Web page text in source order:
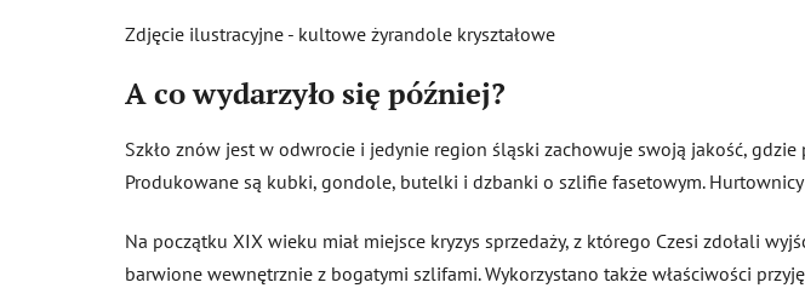
Zdjęcie ilustracyjne - kultowe żyrandole kryształowe
A co wydarzyło się później?
Szkło znów jest w odwrocie i jedynie region śląski zachowuje swoją jakość,
Produkowane są kubki, gondole, butelki i dzbanki o szlifie fasetowym. Hurtownicy
Na początku XIX wieku miał miejsce kryzys sprzedaży, z którego Czesi zdołali
barwione wewnętrznie z bogatymi szlifami. Wykorzystano także właściwości